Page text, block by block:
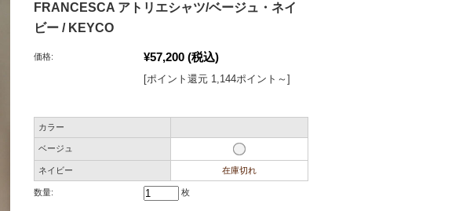
FRANCESCA アトリエシャツ/ベージュ・ネイ
ビー / KEYCO
価格: ¥57,200 (税込)
[ポイント還元 1,144ポイント～]
カラー
ベージュ
ネイビー 在庫切れ
数量: 枚